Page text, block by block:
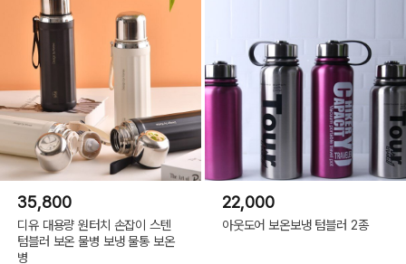
35,800
디유 대용량 원터치 손잡이 스텐
텀블러 보온 물병 보냉 물통 보온
병
22,000
아웃도어 보온보냉 텀블러 2종